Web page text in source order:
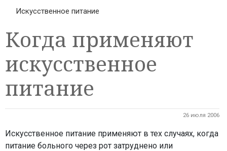
Искусственное питание
Когда применяют
искусственное
питание
26 июля 2006
Искусственное питание применяют в тех случаях, когда
питание больного через рот затруднено или